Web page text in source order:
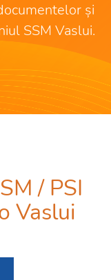
și
SSM Vaslui.
/ PSI
Vaslui